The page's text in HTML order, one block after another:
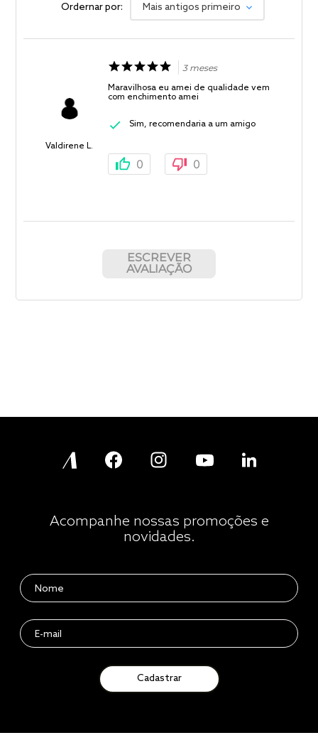
Ordernar por: Mais antigos primeiro
Valdirene L.
3 meses
Maravilhosa eu amei de qualidade vem
com enchimento amei
Sim, recomendaria a um amigo
0 0
ESCREVER
AVALIAÇÃO
Acompanhe nossas promoções e
novidades.
Cadastrar